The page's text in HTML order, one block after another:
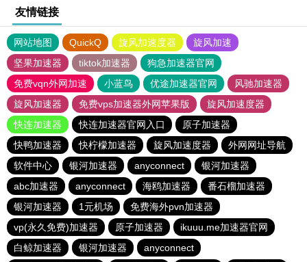
友情链接
网站地图 QuickQ 旋风加速度器
旋风加速
坚果加速器
tiktok加速器
狗急加速器官网
免费vqn外网加速
小蓝鸟 优途加速器官网
风驰加速器
旋风加速器
免费vps加速器外网苹果版
旋风加速度器
快连加速器
快连加速器官网入口
原子加速器
快鸭加速器
快柠檬加速器 旋风加速度器
外网网址导航
软件中心
银河加速器 anyconnect
银河加速器
abc加速器
anyconnect 海鸥加速器
番石榴加速器
银河加速器
1元机场
免费海外pvn加速器
vp(永久免费)加速器
原子加速器
ikuuu.me加速器官网
白鲸加速器
银河加速器
anyconnect